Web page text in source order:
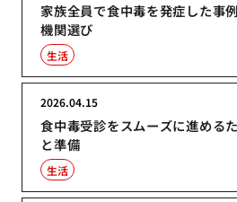
家族全員で食中毒を発症した事
機関選び
生活
食中毒受診をスムーズに進める
と準備
2026.04.15
生活